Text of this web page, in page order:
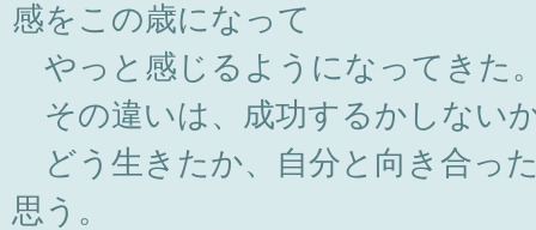
感をこの歳になって
やっと感じるようになってきた
その違いは、成功するかしない
どう生きたか、自分と向き合っ
思う。